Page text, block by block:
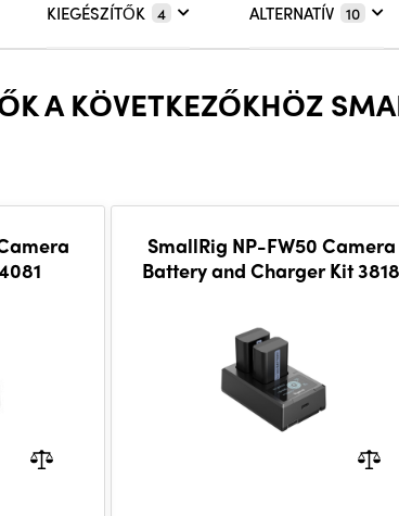
KIEGÉSZÍTŐK 4 ALTERNATÍV 10
A KÖVETKEZŐKHÖZ
SmallRig NP-FW50 Camera
Battery and Charger Kit 3818